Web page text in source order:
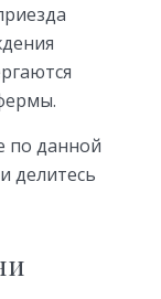
по данной
делитесь